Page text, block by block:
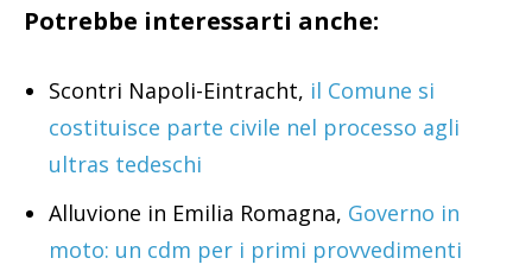
Potrebbe interessarti anche:
Scontri Napoli-Eintracht, il Comune si
costituisce parte civile nel processo agli
ultras tedeschi
Alluvione in Emilia Romagna, Governo in
moto: un cdm per i primi provvedimenti